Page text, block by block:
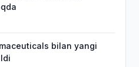
bilan yangi